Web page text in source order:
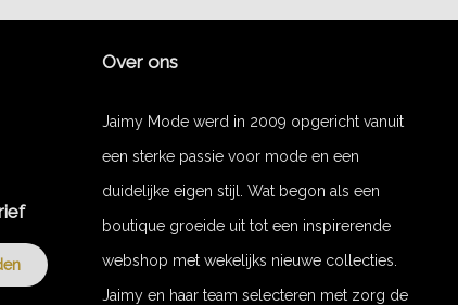
Over ons
Jaimy Mode werd in 2009 opgericht vanuit
een sterke passie voor mode en een
duidelijke eigen stijl. Wat begon als een
boutique groeide uit tot een inspirerende
webshop met wekelijks nieuwe collecties.
Jaimy en haar team selecteren met zorg de